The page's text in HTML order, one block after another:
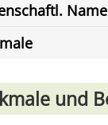
Name
und